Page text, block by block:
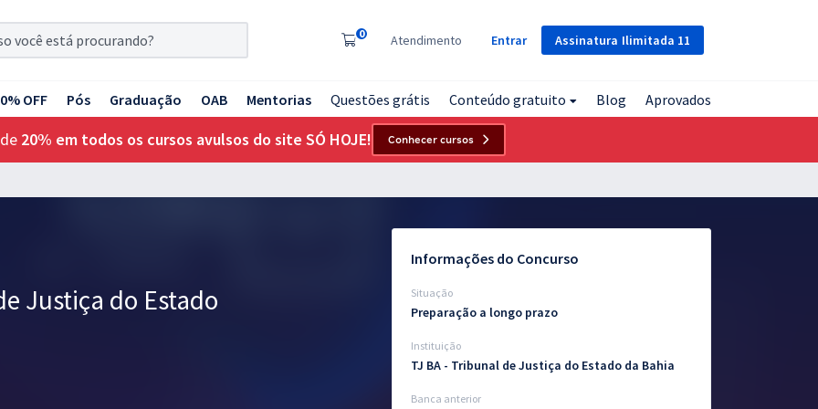
Assinatura Ilimitada 11
0 Atendimento Entrar
OFF Pós Graduação OAB Mentorias Questões grátis Conteúdo gratuito Blog Aprovados
20% em todos os cursos avulsos do site SÓ HOJE! Conhecer cursos
Justiça do Estado
Informações do Concurso
Situação
Preparação a longo prazo
Instituição
TJ BA - Tribunal de Justiça do Estado da Bahia
Banca anterior